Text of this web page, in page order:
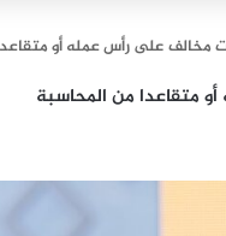
مخالف على رأس عمله أو
متقاعدا من المحاسبة